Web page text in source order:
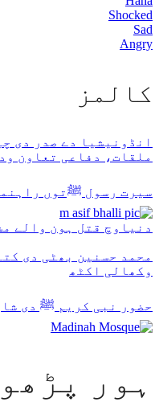
Shocked
Sad
Angry
كالمز
انڈونیشیا دے صدر دی
ملقات، دفاعی تعاون
سیرت رسول ﷺتوں
دنیاوچ قتل ہون والے
محمد حسنین بھٹی دی
وکھالی اکٹھ
حضور نبی کریم ﷺ دی
ہور پڑھو